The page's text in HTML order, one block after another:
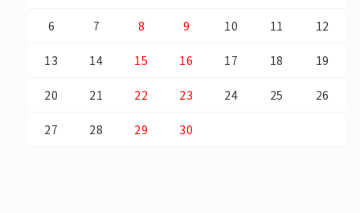
6 7 8 9 10 11 12
13 14 15 16 17 18 19
20 21 22 23 24 25 26
27 28 29 30